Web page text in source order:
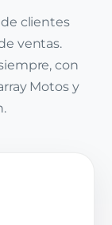
clientes
ventas.
con
Motos y